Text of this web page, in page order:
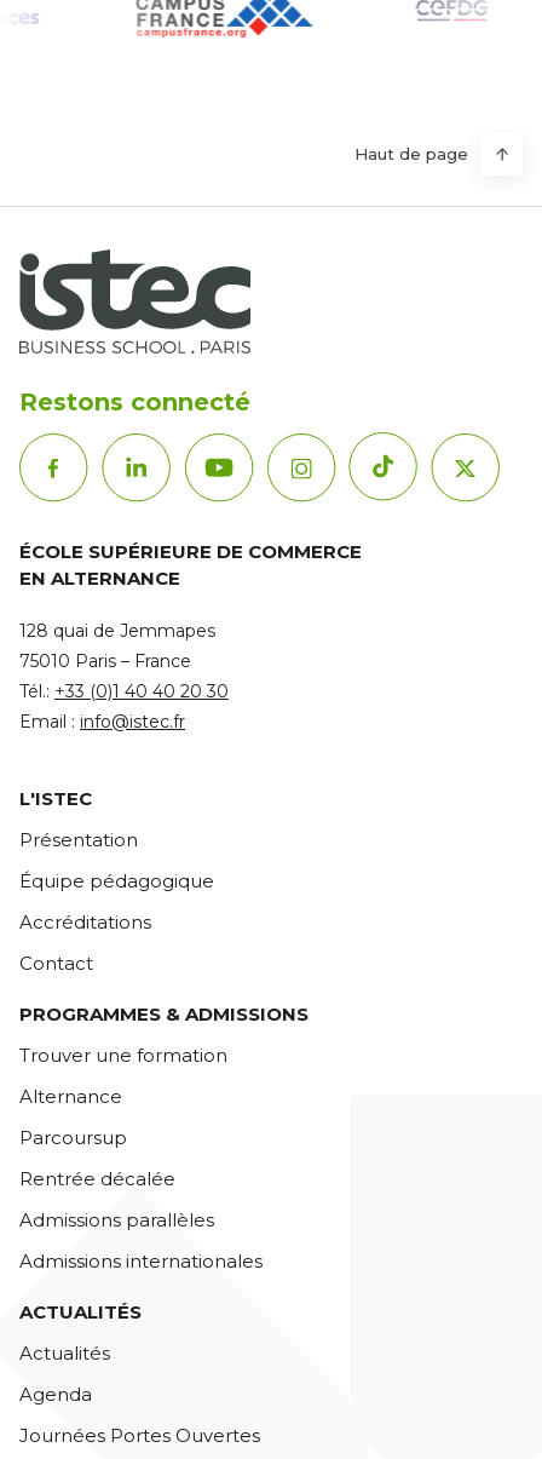
Haut de page
Restons connecté
ÉCOLE SUPÉRIEURE DE COMMERCE
EN ALTERNANCE
128 quai de Jemmapes
75010 Paris – France
Tél.: +33 (0)1 40 40 20 30
Email : info@istec.fr
L'ISTEC
Présentation
Équipe pédagogique
Accréditations
Contact
PROGRAMMES & ADMISSIONS
Trouver une formation
Alternance
Parcoursup
Rentrée décalée
Admissions parallèles
Admissions internationales
ACTUALITÉS
Actualités
Agenda
Journées Portes Ouvertes